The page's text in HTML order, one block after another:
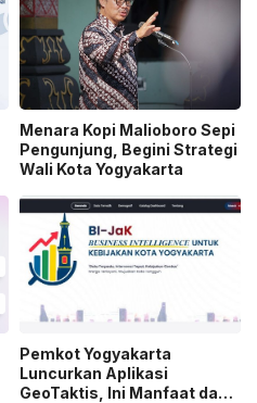
Menara Kopi Malioboro Sepi
Pengunjung, Begini Strategi
Wali Kota Yogyakarta
Pemkot Yogyakarta
Luncurkan Aplikasi
GeoTaktis, Ini Manfaat dan